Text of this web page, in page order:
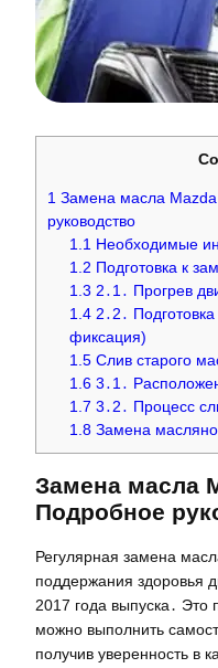
1 Замена масла
руководство
1.1 Необходимые
1.2 Подготовка к
1.3 2․1․ Прогрев
1.4 2․2․
фиксация)
1.5 Слив старого
1.6 3․1․
1.7 3․2․ Процесс
1.8 Замена
Замена масла
Подробное
Регулярная замена
поддержания здоровья
2017 года выпуска․ Это
можно выполнить
получив уверенность в